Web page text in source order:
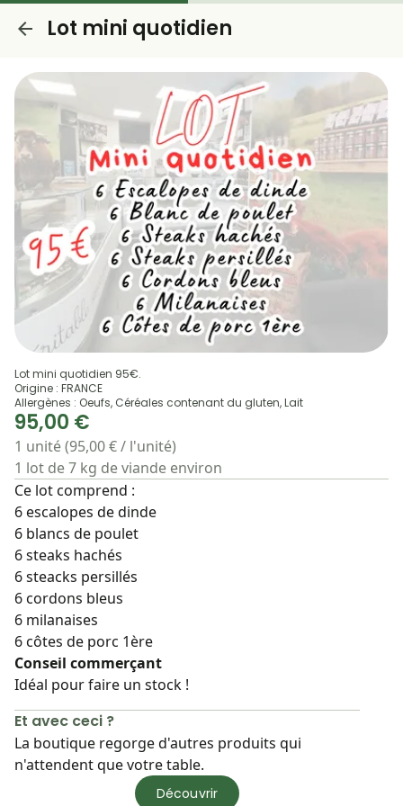
Lot mini quotidien
Lot mini quotidien 95€.
Origine : FRANCE
Allergènes : Oeufs, Céréales contenant du gluten, Lait
95,00 €
1 unité (95,00 € / l'unité)
1 lot de 7 kg de viande environ
Ce lot comprend :
6 escalopes de dinde
6 blancs de poulet
6 steaks hachés
6 steacks persillés
6 cordons bleus
6 milanaises
6 côtes de porc 1ère
Conseil commerçant
Idéal pour faire un stock !
Et avec ceci ?
La boutique regorge d'autres produits qui
n'attendent que votre table.
Découvrir